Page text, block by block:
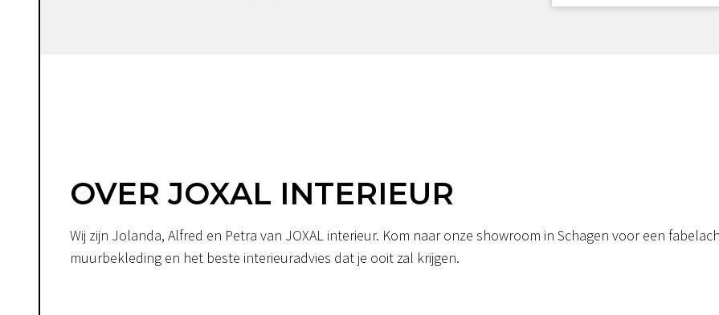
OVER JOXAL INTERIEUR
Wij zijn Jolanda, Alfred en Petra van JOXAL interieur. Kom naar onze showroom in Schagen voor een
muurbekleding en het beste interieuradvies dat je ooit zal krijgen.